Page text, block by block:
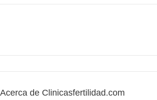
Acerca de Clinicasfertilidad.com